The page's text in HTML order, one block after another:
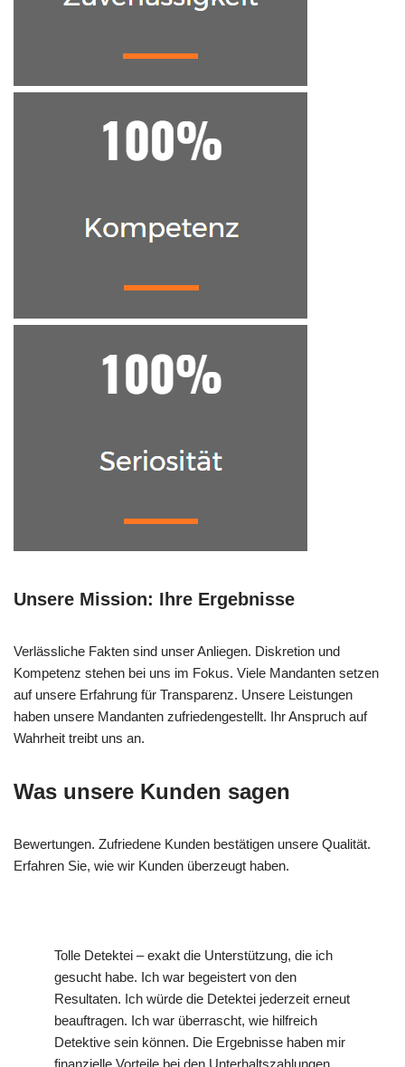
Unsere Mission: Ihre Ergebnisse
Verlässliche Fakten sind unser Anliegen. Diskretion und
Kompetenz stehen bei uns im Fokus. Viele Mandanten setzen
auf unsere Erfahrung für Transparenz. Unsere Leistungen
haben unsere Mandanten zufriedengestellt. Ihr Anspruch auf
Wahrheit treibt uns an.
Was unsere Kunden sagen
Bewertungen. Zufriedene Kunden bestätigen unsere Qualität.
Erfahren Sie, wie wir Kunden überzeugt haben.
Tolle Detektei – exakt die Unterstützung, die ich
gesucht habe. Ich war begeistert von den
Resultaten. Ich würde die Detektei jederzeit erneut
beauftragen. Ich war überrascht, wie hilfreich
Detektive sein können. Die Ergebnisse haben mir